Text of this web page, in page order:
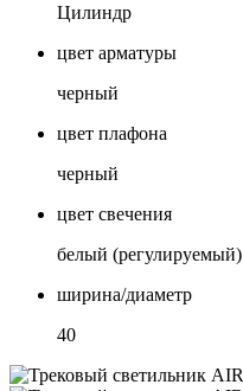
Цилиндр
цвет арматуры
черный
цвет плафона
черный
цвет свечения
белый (регулируемый)
ширина/диаметр
40